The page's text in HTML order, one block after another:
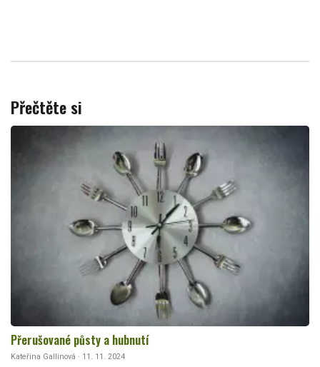
Přečtěte si
Přerušované půsty a hubnutí
Kateřina Gallinová · 11. 11. 2024